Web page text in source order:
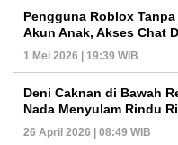
Pengguna Roblox
Akun Anak, Akses Chat
1 Mei 2026 | 19:39 WIB
Deni Caknan di Bawah
Nada Menyulam Rindu
26 April 2026 | 08:49 WIB